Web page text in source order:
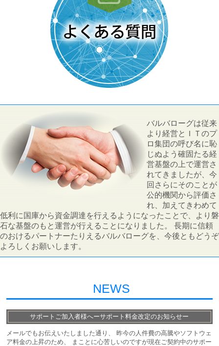
バルバローグは従来
より経営とＩＴのプ
ロ集団の呼び名に恥
じぬよう確固たる経
営基盤の上で運営さ
れてきましたが、今
回さらにそのことが
公的機関から評価さ
れ、加えてきわめて
低利に国庫から資金調達を行えるようになったことで、より磐
石な基盤のもと運営が行えることになりました。 長期に信頼
のおけるパートナーたりえるバルバローグを、今後ともどうぞ
よろしくお願いします。
NEWS
サポートご加入者様へーサポート料金改定のお知らせー
メールでもお伝えいたしました通り、 昨今の人件費の高騰やソフトウェ
ア料金の上昇のため、 まことに心苦しいのですが現在ご契約中のサポー